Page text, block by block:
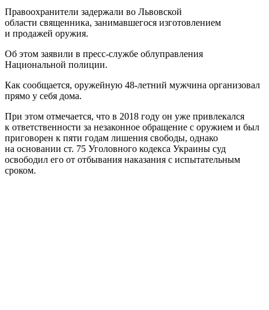
Правоохранители задержали во Львовской
области священника, занимавшегося изготовлением
и продажей оружия.
Об этом заявили в пресс-службе облуправления
Национальной полиции.
Как сообщается, оружейную 48-летний мужчина организовал
прямо у себя дома.
При этом отмечается, что в 2018 году он уже привлекался
к ответственности за незаконное обращение с оружием и был
приговорен к пяти годам лишения свободы, однако
на основании ст. 75 Уголовного кодекса Украины суд
освободил его от отбывания наказания с испытательным
сроком.